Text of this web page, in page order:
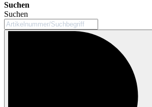
Suchen
Suchen